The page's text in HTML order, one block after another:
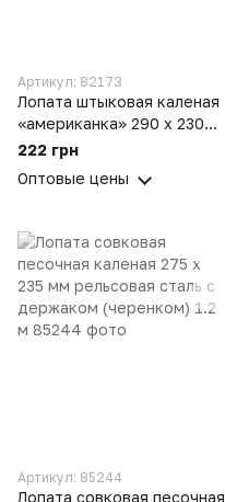
Артикул: 82173
Лопата штыковая каленая
«американка» 290 х 230
мм рельсовая сталь
222 грн
Оптовые цены
Артикул: 85244
Лопата совковая песочная